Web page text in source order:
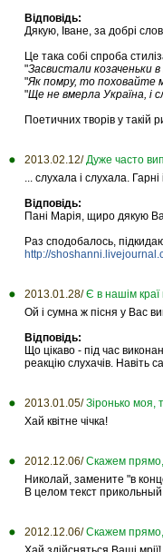
Відповідь:
Дякую, Іване, за добрі
Це така собі спроба
"Засвистали козаченьки в
"Як помру, то поховайте
"Ще не вмерла Україна, і
Поетичних творів у такій
2013.02.12/ Дуже часто
... слухала і слухала.
Відповідь:
Пані Марія, щиро дякую
Раз сподобалось,
http://
2013.01.28/ Є в нашім краї
Ой і сумна ж пісня у Вас
Відповідь:
Що цікаво - під час
реакцію слухачів. Навіть
2013.01.05/ Зіронько моя,
Хай квітне чічка!
2012.12.06/ Скажем
Николай, замените "в
В целом текст прикольный
2012.12.06/ Скажем